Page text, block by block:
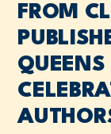
FROM